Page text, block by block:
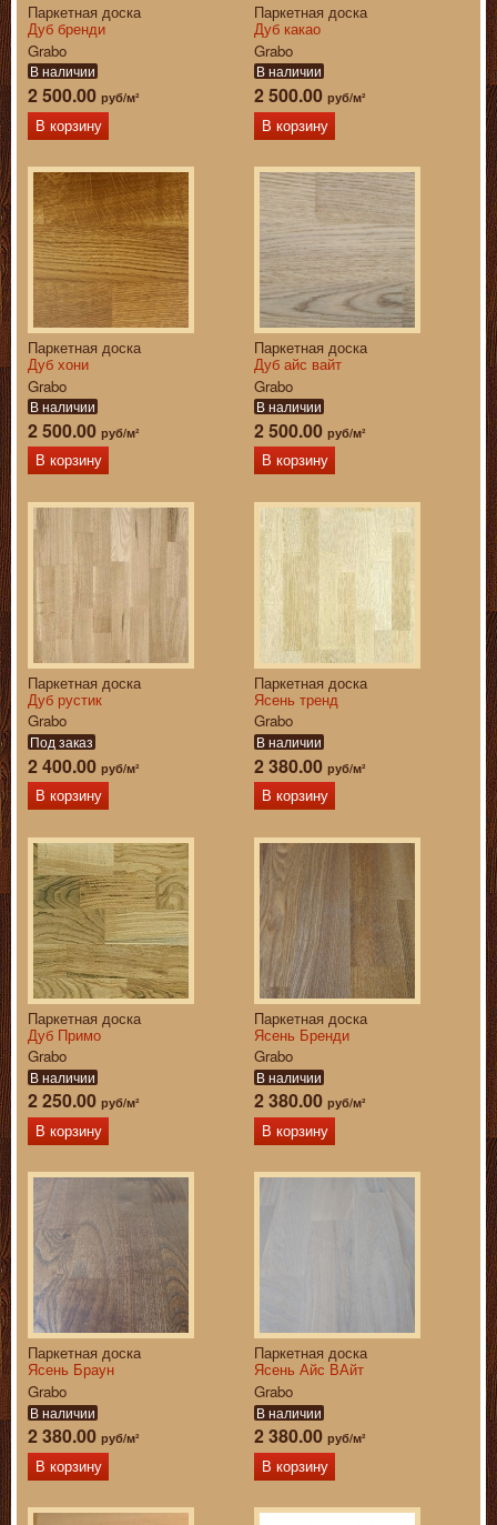
Паркетная доска
Дуб бренди
Grabo
В наличии
2 500.00 руб/м²
В корзину
Паркетная доска
Дуб какао
Grabo
В наличии
2 500.00 руб/м²
В корзину
Паркетная доска
Дуб хони
Grabo
В наличии
2 500.00 руб/м²
В корзину
Паркетная доска
Дуб айс вайт
Grabo
В наличии
2 500.00 руб/м²
В корзину
Паркетная доска
Дуб рустик
Grabo
Под заказ
2 400.00 руб/м²
В корзину
Паркетная доска
Ясень тренд
Grabo
В наличии
2 380.00 руб/м²
В корзину
Паркетная доска
Дуб Примо
Grabo
В наличии
2 250.00 руб/м²
В корзину
Паркетная доска
Ясень Бренди
Grabo
В наличии
2 380.00 руб/м²
В корзину
Паркетная доска
Ясень Браун
Grabo
В наличии
2 380.00 руб/м²
В корзину
Паркетная доска
Ясень Айс ВАйт
Grabo
В наличии
2 380.00 руб/м²
В корзину